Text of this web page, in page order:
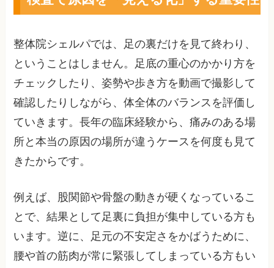
整体院シェルパでは、足の裏だけを見て終わり、
ということはしません。足底の重心のかかり方を
チェックしたり、姿勢や歩き方を動画で撮影して
確認したりしながら、体全体のバランスを評価し
ていきます。長年の臨床経験から、痛みのある場
所と本当の原因の場所が違うケースを何度も見て
きたからです。
例えば、股関節や骨盤の動きが硬くなっているこ
とで、結果として足裏に負担が集中している方も
います。逆に、足元の不安定さをかばうために、
腰や首の筋肉が常に緊張してしまっている方もい